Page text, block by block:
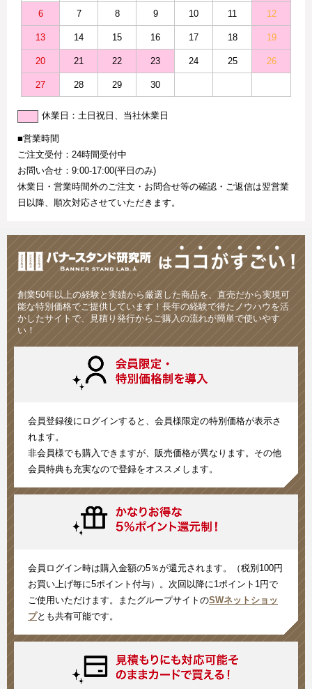
6 7 8 9 10 11 12
13 14 15 16 17 18 19
20 21 22 23 24 25 26
27 28 29 30
休業日：土日祝日、当社休業日
■営業時間
ご注文受付：24時間受付中
お問い合せ：9:00-17:00(平日のみ)
休業日・営業時間外のご注文・お問合せ等の確認・ご返信は翌営業
日以降、順次対応させていただきます。
創業50年以上の経験と実績から厳選した商品を、直売だから実現可
能な特別価格でご提供しています！長年の経験で得たノウハウを活
かしたサイトで、見積り発行からご購入の流れが簡単で使いやす
い！
会員登録後にログインすると、会員様限定の特別価格が表示さ
れます。
非会員様でも購入できますが、販売価格が異なります。その他
会員特典も充実なので登録をオススメします。
会員ログイン時は購入金額の5％が還元されます。（税別100円
お買い上げ毎に5ポイント付与）。次回以降に1ポイント1円で
ご使用いただけます。またグループサイトのSWネットショッ
プとも共有可能です。